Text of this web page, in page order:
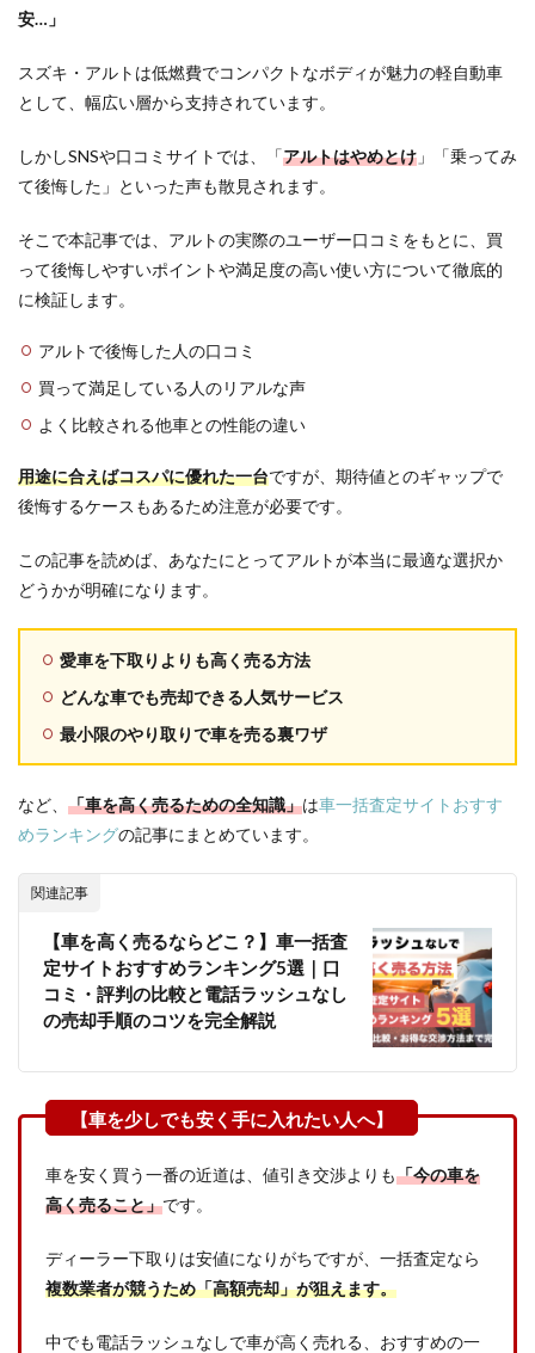
安…」
スズキ・アルトは低燃費でコンパクトなボディが魅力の軽自動車
として、幅広い層から支持されています。
しかしSNSや口コミサイトでは、「アルトはやめとけ 」「乗ってみ
て後悔した」といった声も散見されます。
そこで本記事では、アルトの実際のユーザー口コミをもとに、買
って後悔しやすいポイントや満足度の高い使い方について徹底的
に検証します。
アルトで後悔した人の口コミ
買って満足している人のリアルな声
よく比較される他車との性能の違い
用途に合えばコスパに優れた一台ですが、期待値とのギャップで
後悔するケースもあるため注意が必要です。
この記事を読めば、あなたにとってアルトが本当に最適な選択か
どうかが明確になります。
愛車を下取りよりも高く売る方法
どんな車でも売却できる人気サービス
最小限のやり取りで車を売る裏ワザ
など、 「車を高く売るための全知識」は車一括査定サイトおすす
めランキングの記事にまとめています。
関連記事
【車を高く売るならどこ？】車一括査
定サイトおすすめランキング5選｜口
コミ・評判の比較と電話ラッシュなし
の売却手順のコツを完全解説
車を安く買う一番の近道は、値引き交渉よりも「今の車を
高く売ること」です。
ディーラー下取りは安値になりがちですが、一括査定なら
複数業者が競うため「高額売却」が狙えます。
中でも電話ラッシュなしで車が高く売れる、おすすめの一